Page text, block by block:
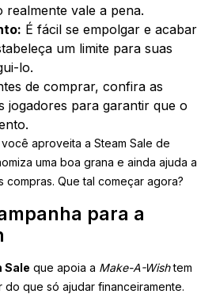
realmente vale a pena.
É fácil se empolgar e acabar
um limite para suas
lo.
de comprar, confira as
jogadores para garantir que o
aproveita a Steam Sale de
uma boa grana e ainda ajuda a
compras. Que tal começar agora?
para a
Sale que apoia a Make-A-Wishtem
do que só ajudar financeiramente.